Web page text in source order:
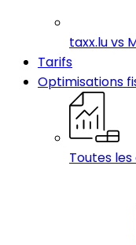
taxx.lu vs
Tarifs
Optimisations
Toutes